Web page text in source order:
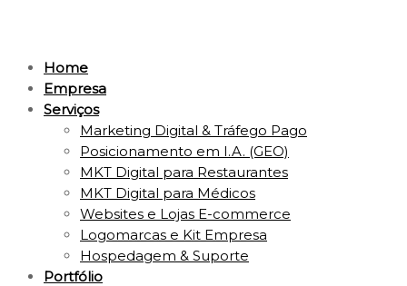
Home
Empresa
Serviços
Marketing Digital & Tráfego Pago
Posicionamento em I.A. (GEO)
MKT Digital para Restaurantes
MKT Digital para Médicos
Websites e Lojas E-commerce
Logomarcas e Kit Empresa
Hospedagem & Suporte
Portfólio